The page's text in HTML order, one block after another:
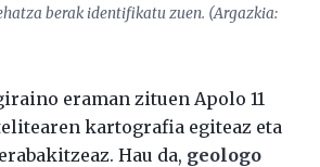
berak identifikatu zuen. (Argazkia:
eraman zituen Apolo 11
kartografia egiteaz eta
Hau da, geologo